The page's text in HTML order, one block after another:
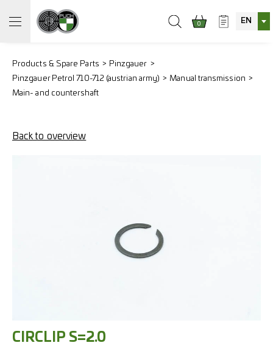
0 EN
Products & Spare Parts
Pinzgauer
Pinzgauer Petrol 710-712 (austrian army)
Manual transmission
Main- and countershaft
Back to overview
CIRCLIP S=2.0